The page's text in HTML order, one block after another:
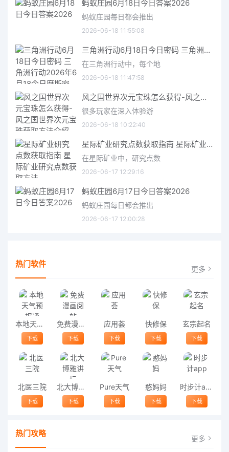
蚂蚁庄园6月18日今日答案2026
蚂蚁庄园每日都会推出
2026-06-18 11:55:08
三角洲行动6月18日今日密码 三角洲行动2026年6月18今日摩斯密码分享
在三角洲行动中，每个地
2026-06-18 11:47:58
风之国世界次元宝珠怎么获得-风之国世界次元宝珠获取方法介绍
很多玩家在深入体验游
2026-06-18 10:22:40
星际矿业研究点数获取指南 星际矿业研究点数获取方法
在星际矿业中，研究点数
2026-06-17 12:29:16
蚂蚁庄园6月17日今日答案2026
蚂蚁庄园每日都会推出
2026-06-17 12:00:28
热门软件 更多
本地天气预报通
下载
免费漫画阅站
下载
应用荟
下载
快修保
下载
玄宗起名
下载
北医三院
下载
北大博雅讲坛
下载
Pure天气
下载
憨妈妈
下载
时步计app
下载
热门攻略 更多